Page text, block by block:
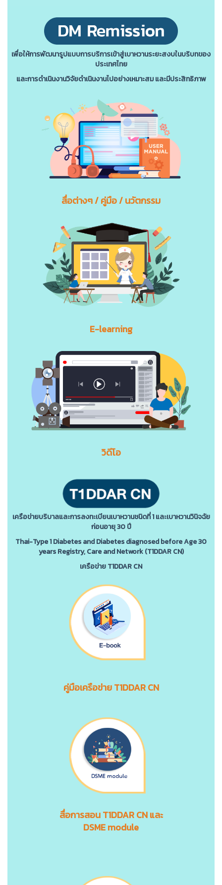
เพื่อให้การพัฒนารูปแบบการบริการเข้าสู่เบาหวานระยะสงบในบริบทของ
ประเทศไทย
และการดําเนินงานวิจัยดําเนินงานไปอย่างเหมาะสม และมีประสิทธิภาพ
สื่อต่างๆ / คู่มือ / นวัตกรรม
E-learning
วิดีโอ
เครือข่ายบริบาลและการลงทะเบียนเบาหวานชนิดที่ 1 และเบาหวานวินิจฉัย
ก่อนอายุ 30 ปี
Thai-Type 1 Diabetes and Diabetes diagnosed before Age 30
years Registry, Care and Network (T1DDAR CN)
เครือข่าย T1DDAR CN
คู่มือเครือข่าย T1DDAR CN
สื่อการสอนT1DDAR CNและ
DSME module